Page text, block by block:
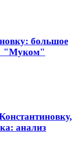
большое
"Муком"
анализ